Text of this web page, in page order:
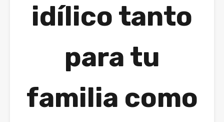
idílico tanto
para tu
familia como